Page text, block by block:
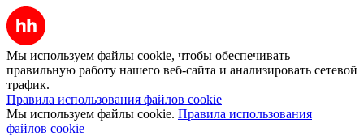
Мы используем файлы cookie, чтобы обеспечивать
правильную работу нашего веб-сайта и анализировать сетевой
трафик.
Правила использования файлов cookie
Мы используем файлы cookie. Правила использования
файлов cookie